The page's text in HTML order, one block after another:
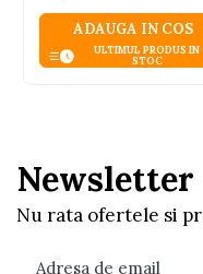
ADAUGA IN COS
ULTIMUL PRODUS IN
STOC
Newsletter
Nu rata ofertele si